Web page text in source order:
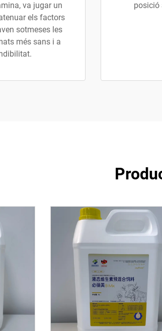
va jugar un
els factors
sotmeses les
més sans i a
posició